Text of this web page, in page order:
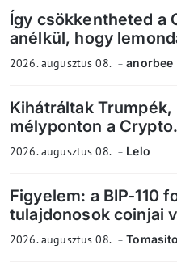
Így csökkentheted a
anélkül, hogy
2026. augusztus 08. anorbee
Kihátráltak Trumpék,
mélyponton a
2026. augusztus 08. Lelo
Figyelem: a BIP-110
tulajdonosok coinjai
2026. augusztus 08. Tomasito